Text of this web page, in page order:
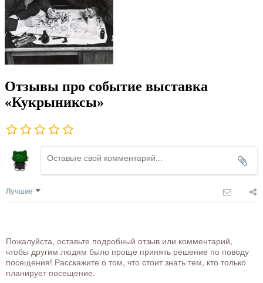
Отзывы про событие выставка
«Кукрыниксы»
Лучшие
Пожалуйста, оставьте подробный отзыв или комментарий,
чтобы другим людям было проще принять решение по поводу
посещения! Расскажите о том, что стоит знать тем, кто только
планирует посещение.